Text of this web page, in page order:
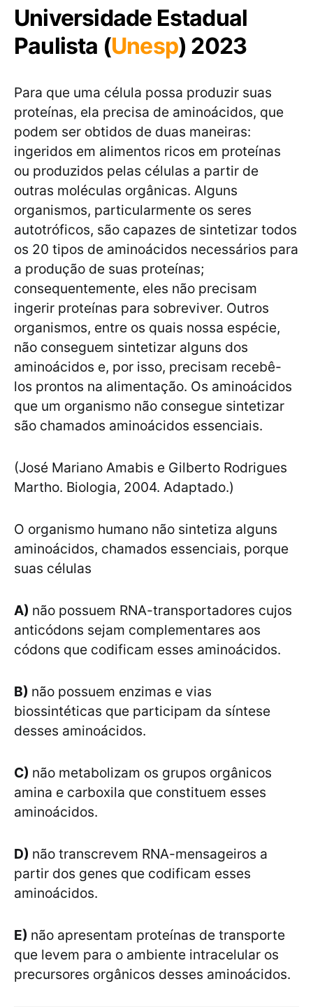
Universidade Estadual
Paulista (Unesp) 2023
Para que uma célula possa produzir suas
proteínas, ela precisa de aminoácidos, que
podem ser obtidos de duas maneiras:
ingeridos em alimentos ricos em proteínas
ou produzidos pelas células a partir de
outras moléculas orgânicas. Alguns
organismos, particularmente os seres
autotróficos, são capazes de sintetizar todos
os 20 tipos de aminoácidos necessários para
a produção de suas proteínas;
consequentemente, eles não precisam
ingerir proteínas para sobreviver. Outros
organismos, entre os quais nossa espécie,
não conseguem sintetizar alguns dos
aminoácidos e, por isso, precisam recebê-
los prontos na alimentação. Os aminoácidos
que um organismo não consegue sintetizar
são chamados aminoácidos essenciais.
(José Mariano Amabis e Gilberto Rodrigues
Martho. Biologia, 2004. Adaptado.)
O organismo humano não sintetiza alguns
aminoácidos, chamados essenciais, porque
suas células
A) não possuem RNA-transportadores cujos
anticódons sejam complementares aos
códons que codificam esses aminoácidos.
B) não possuem enzimas e vias
biossintéticas que participam da síntese
desses aminoácidos.
C) não metabolizam os grupos orgânicos
amina e carboxila que constituem esses
aminoácidos.
D) não transcrevem RNA-mensageiros a
partir dos genes que codificam esses
aminoácidos.
E) não apresentam proteínas de transporte
que levem para o ambiente intracelular os
precursores orgânicos desses aminoácidos.